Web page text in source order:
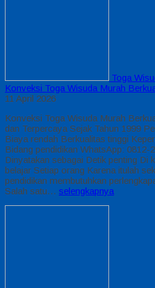
Toga
Konveksi Toga Wisuda Murah
11 April 2026
Konveksi Toga Wisuda Murah
dan Terpercaya Sejak Tahun 1999
Biaya rendah Berkualitas tinggi
Bidang pendidikan WhatsApp: 0812-
Dinyatakan sebagai Detik penting Di
belajar Setiap orang Karena itulah
pendidikan membutuhkan
Salah satu… selengkapnya